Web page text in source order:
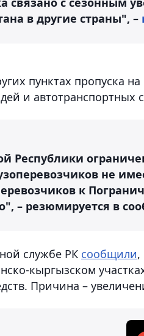
в другие страны", –
пунктах пропуска
и автотранспортных
Республики
не
к
– резюмируется в
службе РК сообщили,
кыргызском
Причина –